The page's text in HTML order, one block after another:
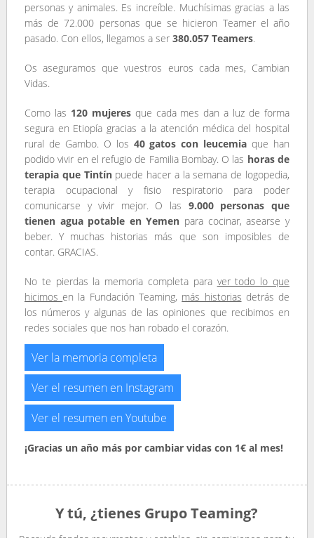
personas y animales. Es increíble. Muchísimas gracias a las
más de 72.000 personas que se hicieron Teamer el año
pasado. Con ellos, llegamos a ser 380.057 Teamers.
Os aseguramos que vuestros euros cada mes, Cambian
Vidas.
Como las 120 mujeres que cada mes dan a luz de forma
segura en Etiopía gracias a la atención médica del hospital
rural de Gambo. O los 40 gatoscon leucemiaque han
podido vivir en el refugio de Familia Bombay. O las horas de
terapia que Tintínpuede hacer a la semana de logopedia,
terapia ocupacional y fisio respiratorio para poder
comunicarse y vivir mejor. O las 9.000 personas que
tienen agua potable en Yemen para cocinar, asearse y
beber. Y muchas historias más que son imposibles de
contar. GRACIAS.
No te pierdas la memoria completa para ver todo lo que
hicimos en la Fundación Teaming, más historias detrás de
los números y algunas de las opiniones que recibimos en
redes sociales que nos han robado el corazón.
Ver la memoria completa
Ver el resumen en Instagram
Ver el resumen en Youtube
¡Gracias un año más por cambiar vidas con 1€ al mes!
Y tú, ¿tienes Grupo Teaming?